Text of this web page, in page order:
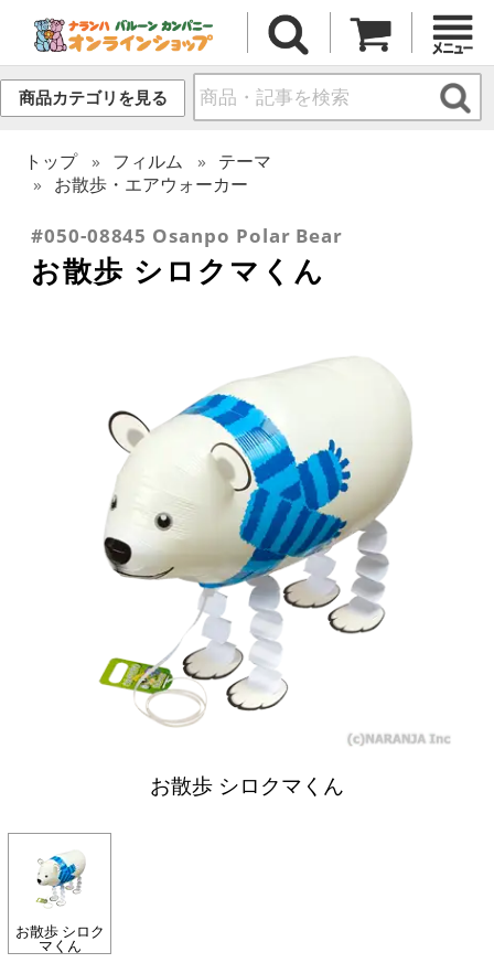
商品カテゴリを見る
トップ フィルム
テーマ
お散歩・エアウォーカー
#050-08845 Osanpo Polar Bear
お散歩 シロクマくん
お散歩 シロクマくん
お散歩 シロク
マくん